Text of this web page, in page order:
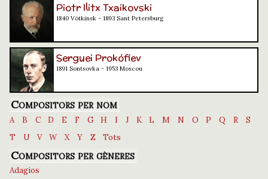
Piotr Ilitx Txaikovski
1840 Vótkinsk - 1893 Sant Petersburg
Serguei Prokófiev
1891 Sontsovka - 1953 Moscou
Compositors per nom
A B C D E F G H I J K L M N O P Q R
S
T
U V W X Y Z Tots
Compositors per gèneres
Adagios